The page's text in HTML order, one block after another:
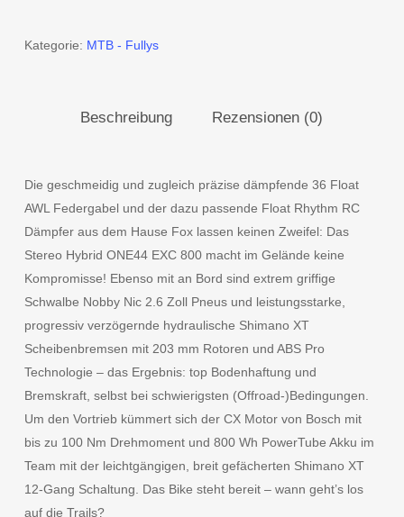
Kategorie: MTB - Fullys
Beschreibung Rezensionen (0)
Die geschmeidig und zugleich präzise dämpfende 36 Float
AWL Federgabel und der dazu passende Float Rhythm RC
Dämpfer aus dem Hause Fox lassen keinen Zweifel: Das
Stereo Hybrid ONE44 EXC 800 macht im Gelände keine
Kompromisse! Ebenso mit an Bord sind extrem griffige
Schwalbe Nobby Nic 2.6 Zoll Pneus und leistungsstarke,
progressiv verzögernde hydraulische Shimano XT
Scheibenbremsen mit 203 mm Rotoren und ABS Pro
Technologie – das Ergebnis: top Bodenhaftung und
Bremskraft, selbst bei schwierigsten (Offroad-)Bedingungen.
Um den Vortrieb kümmert sich der CX Motor von Bosch mit
bis zu 100 Nm Drehmoment und 800 Wh PowerTube Akku im
Team mit der leichtgängigen, breit gefächerten Shimano XT
12-Gang Schaltung. Das Bike steht bereit – wann geht’s los
auf die Trails?